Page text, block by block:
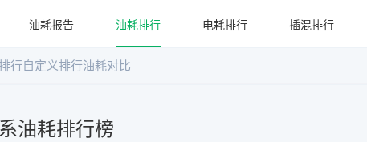
油耗报告 油耗排行 电耗排行 插混排行
行自定义排行油耗对比
油耗排行榜